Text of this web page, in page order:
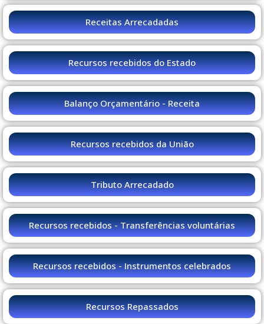
Receitas Arrecadadas
Recursos recebidos do Estado
Balanço Orçamentário - Receita
Recursos recebidos da União
Tributo Arrecadado
Recursos recebidos - Transferências voluntárias
Recursos recebidos - Instrumentos celebrados
Recursos Repassados